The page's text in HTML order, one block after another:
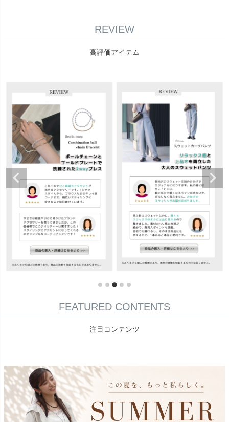
REVIEW
高評価アイテム
FEATURED CONTENTS
注目コンテンツ